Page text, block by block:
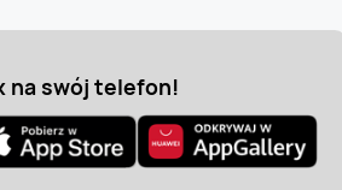
na swój telefon!